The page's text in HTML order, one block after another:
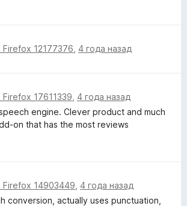
Firefox 12177376 4 года назад
17611339 4 года назад
engine. Clever product and much
on that has the most reviews
Firefox 14903449 4 года назад
conversion, actually uses punctuation,